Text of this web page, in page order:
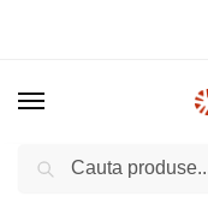
Acasă Produs ET / 65 /